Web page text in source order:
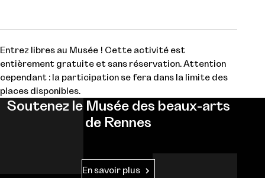
Entrez libres au Musée ! Cette activité est
entièrement gratuite et sans réservation. Attention
cependant : la participation se fera dans la limite des
places disponibles.
Soutenez le Musée des beaux-arts
de Rennes
En savoir plus